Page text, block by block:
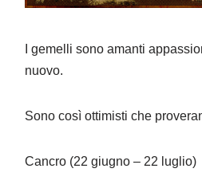
I gemelli sono amanti
nuovo.
Sono così ottimisti che
Cancro (22 giugno – 22 luglio)